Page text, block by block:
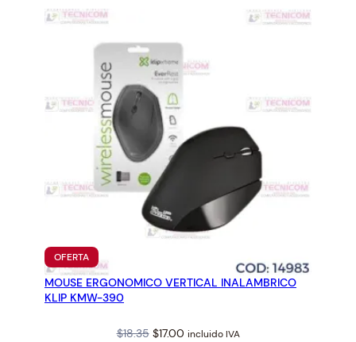
OFERTAPRODUCTO
EN
OFERTA
MOUSE ERGONOMICO VERTICAL INALAMBRICO
KLIP KMW-390
$18.35 Original
$17.00Current
incluido IVA